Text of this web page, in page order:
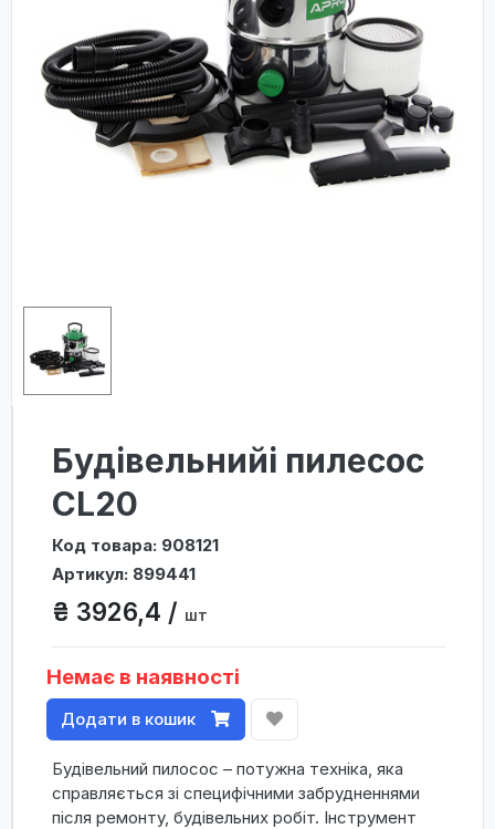
Будівельнийі пилесос
CL20
Код товара: 908121
Артикул: 899441
₴ 3926,4 / шт
Немає в наявності
Додати в кошик
Будівельний пилосос – потужна техніка, яка
справляється зі специфічними забрудненнями
після ремонту, будівельних робіт. Інструмент